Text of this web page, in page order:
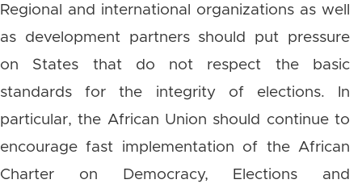
Regional and international organizations as well
as development partners should put pressure
on States that do not respect the basic
standards for the integrity of elections. In
particular, the African Union should continue to
encourage fast implementation of the African
Charter on Democracy, Elections and